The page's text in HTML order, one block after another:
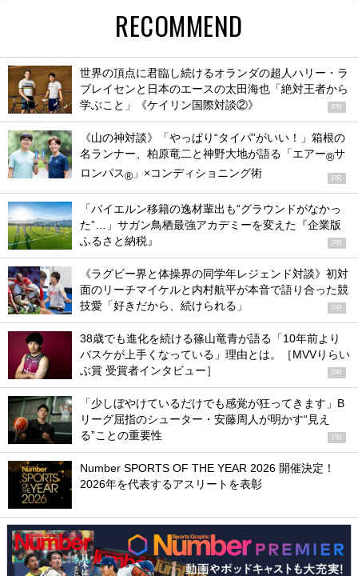
RECOMMEND
世界の頂点に君臨し続けるオランダの超人ハリー・ラ
ブレイセンと日本のエースの太田海也「絶対王者から
学ぶこと」《ケイリン国際対談②》
PR
《山の神対談》「やっぱり“タイパ”がいい！」箱根の
名ランナー、柏原竜二と神野大地が語る「エアー®サ
ロンパス® 」×コンディショニング術 PR
「バイエルン移籍の逸材輩出も“グラウンドがなかっ
た”…」サガン鳥栖最強アカデミーを変えた『企業版
ふるさと納税』
PR
《ラグビー界と体操界の同学年レジェンド対談》初対
面のリーチマイケルと内村航平が本音で語り合った競
技愛「好きだから、続けられる」
PR
38歳でも進化を続ける篠山竜青が語る「10年前より
バスケが上手くなっている」理由とは。［MVVりらい
ぶ賞 受賞者インタビュー］
PR
「少しぼやけているだけでも感覚が狂ってきます」B
リーグ屈指のシューター・安藤周人が明かす“見え
る”ことの重要性
PR
Number SPORTS OF THE YEAR 2026 開催決定！
2026年を代表するアスリートを表彰